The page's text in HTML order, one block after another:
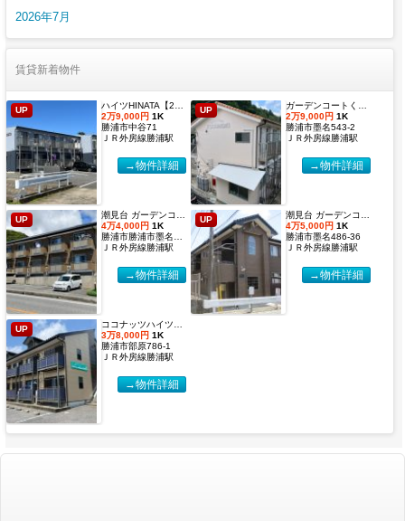
2026年7月
賃貸新着物件
UP
ハイツHINATA【2027年度国際武道大学生 入居申込受付開始しました！】
2万9,000円 1K
勝浦市中谷71
ＪＲ外房線勝浦駅
→物件詳細
UP
ガーデンコートくすのき 【2027年度国際武道大学生 入居申込受付開始しました！】
2万9,000円 1K
勝浦市墨名543-2
ＪＲ外房線勝浦駅
→物件詳細
UP
潮見台 ガーデンコート２【2027年度国際武道大学生 入居申込受付開始しました！】
4万4,000円 1K
勝浦市勝浦市墨名486-32
ＪＲ外房線勝浦駅
→物件詳細
UP
潮見台 ガーデンコート【2027年度国際武道大学生 入居申込受付開始しました！】
4万5,000円 1K
勝浦市墨名486-36
ＪＲ外房線勝浦駅
→物件詳細
UP
ココナッツハイツ６【2027年度国際武道大学生 入居申込受付開始しました！】
3万8,000円 1K
勝浦市部原786-1
ＪＲ外房線勝浦駅
→物件詳細